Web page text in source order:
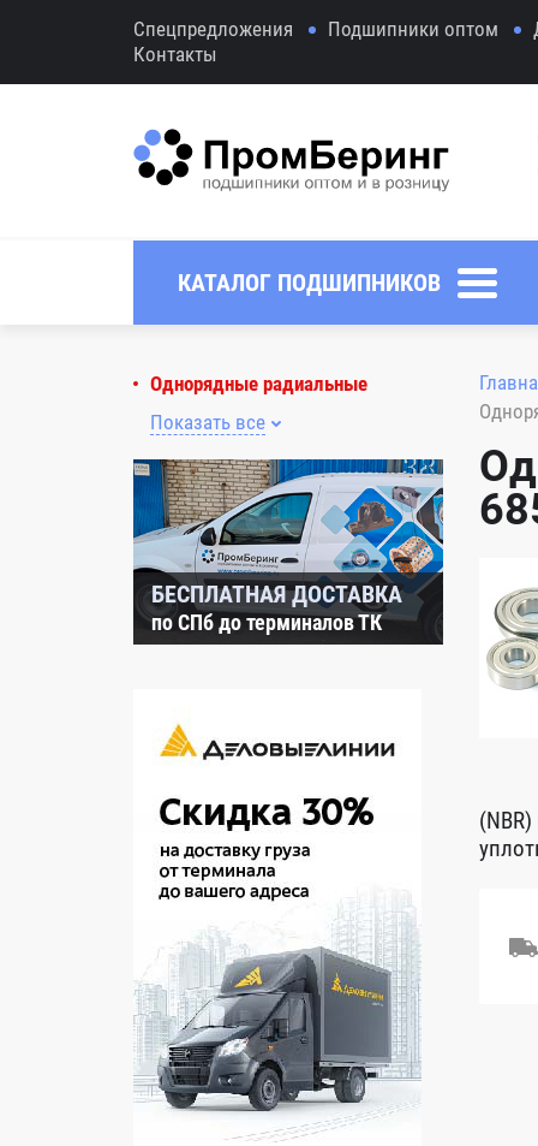
Спецпредложения Подшипники оптом
Контакты
КАТАЛОГ ПОДШИПНИКОВ
Однорядные радиальные
Показать все
БЕСПЛАТНАЯ ДОСТАВКА
по СПб до терминалов ТК